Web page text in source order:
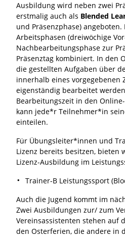
Ausbildung wird neben zwei
erstmalig auch als Blended
und Präsenzphase)
Arbeitsphasen (dreiwöchige
Nachbearbeitungsphase zur
Präsenztag kombiniert. In den
die gestellten Aufgaben über
innerhalb eines vorgegebenen
eigenständig bearbeitet
Bearbeitungszeit in den
kann jede*r Teilnehmer*in
einteilen.
Für Übungsleiter*innen und
Lizenz bereits besitzen, bieten
Lizenz-Ausbildung im
Trainer-B Leistungssport
Auch die Jugend kommt im
Zwei Ausbildungen zur/ zum
Vereinsassistenten stehen auf
den Osterferien, die andere in